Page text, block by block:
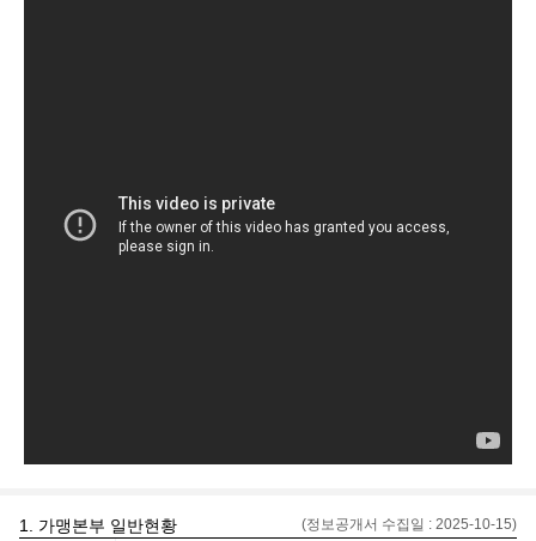
1. 가맹본부 일반현황 (정보공개서 수집일 : 2025-10-15)